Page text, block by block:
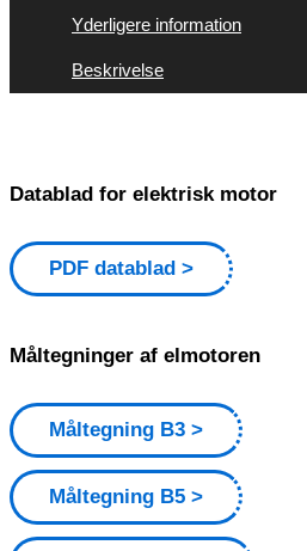
Yderligere information
Beskrivelse
Datablad for elektrisk motor
PDF datablad
Måltegninger af elmotoren
Måltegning B3
Måltegning B5